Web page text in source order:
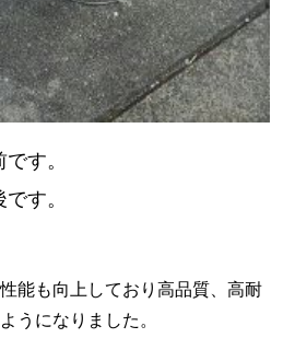
す。
す。
能も向上しており高品質、高耐
うになりました。